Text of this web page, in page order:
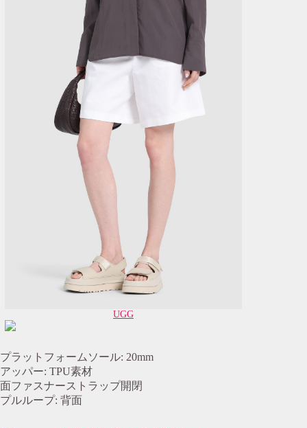
UGG
プラットフォームソール: 20mm
アッパー: TPU素材
面ファスナーストラップ開閉
プルループ: 背面